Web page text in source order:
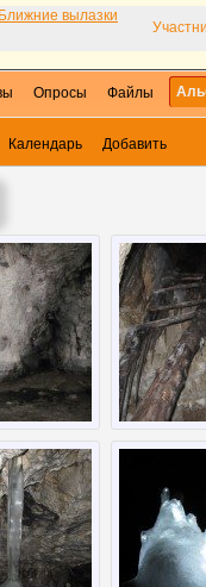
Ближние вылазки
Опросы Файлы
Календарь Добавить